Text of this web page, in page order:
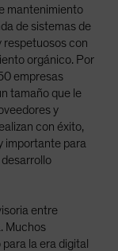
mantenimiento
de sistemas de
con
orgánico. Por
empresas
tamaño que le
y
con éxito,
importante para
entre
Muchos
la era digital